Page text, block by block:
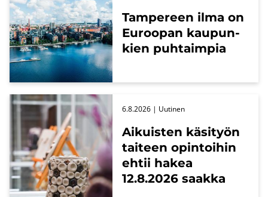
Tam­pe­reen ilma on
Eu­roo­pan kau­pun­
kien puh­taim­pia
Ai­kuis­ten kä­si­työn
tai­teen opin­toi­hin
ehtii hakea
12.8.2026 saak­ka
6.8.2026 | Uu­ti­nen